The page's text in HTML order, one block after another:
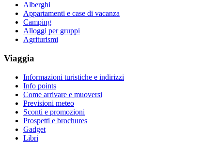
Alberghi
Appartamenti e case di vacanza
Camping
Alloggi per gruppi
Agriturismi
Viaggia
Informazioni turistiche e indirizzi
Info points
Come arrivare e muoversi
Previsioni meteo
Sconti e promozioni
Prospetti e brochures
Gadget
Libri